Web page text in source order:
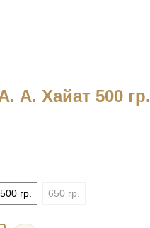
А. Хайат 500 гр.
500 гр. 650 гр.